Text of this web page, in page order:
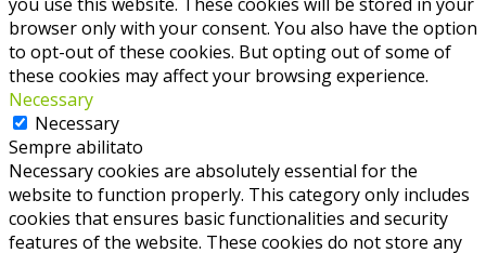
browser only with your consent. You also have the option
to opt-out of these cookies. But opting out of some of
these cookies may affect your browsing experience.
Necessary
Necessary
Sempre abilitato
Necessary cookies are absolutely essential for the
website to function properly. This category only includes
cookies that ensures basic functionalities and security
features of the website. These cookies do not store any